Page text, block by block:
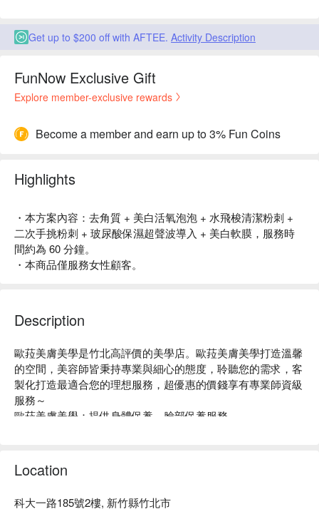
Get up to $200 off with AFTEE. Activity Description
FunNow Exclusive Gift
Explore member-exclusive rewards
Become a member and earn up to 3% Fun Coins
Highlights
・本方案內容：去角質 + 美白活氧泡泡 + 水飛梭清潔粉刺 +
二次手挑粉刺 + 玻尿酸保濕超聲波導入 + 美白軟膜，服務時
間約為 60 分鐘。
・本商品僅服務女性顧客。
Description
歐菈美膚美學是竹北高評價的美學店。歐菈美膚美學打造溫馨
的空間，美容師皆秉持專業與細心的態度，聆聽您的需求，客
製化打造最適合您的理想服務，超優惠的價錢享有專業師資級
服務～
歐菈美膚美學：提供身體保養、臉部保養服務。
肌膚。
歐菈美膚美學預約、歐菈美膚美學價格立刻查看 ⬇︎
Location
科大一路185號2樓, 新竹縣竹北市